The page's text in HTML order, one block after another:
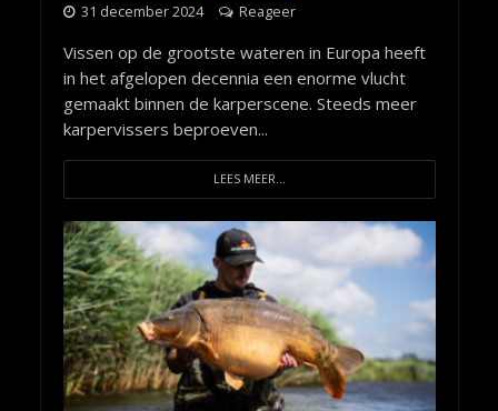
31 december 2024 Reageer
Vissen op de grootste wateren in Europa heeft
in het afgelopen decennia een enorme vlucht
gemaakt binnen de karperscene. Steeds meer
karpervissers beproeven...
LEES MEER...